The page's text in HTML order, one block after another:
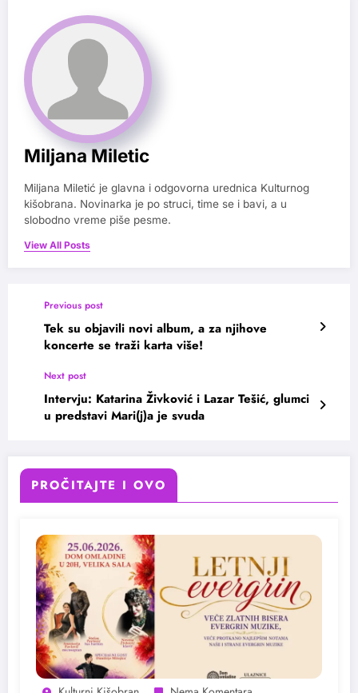
Miljana Miletic
Miljana Miletić je glavna i odgovorna urednica Kulturnog
kišobrana. Novinarka je po struci, time se i bavi, a u
slobodno vreme piše pesme.
View All Posts
Previous post
Tek su objavili novi album, a za njihove
koncerte se traži karta više!
Next post
Intervju: Katarina Živković i Lazar Tešić, glumci
u predstavi Mari(j)a je svuda
PROČITAJTE I OVO